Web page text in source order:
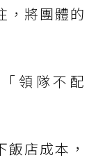
，將團體的
領隊不配
店成本，